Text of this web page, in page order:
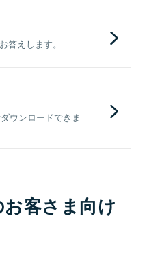
答えします。
ウンロードできま
客さま向け